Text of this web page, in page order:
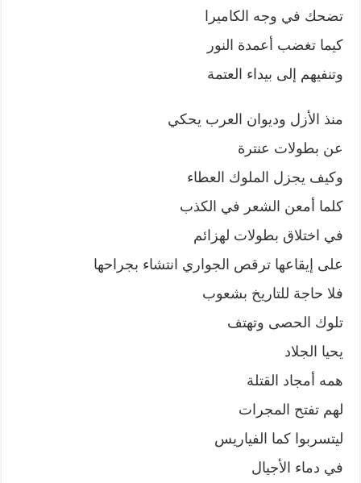
تضحك في وجه الكاميرا
كيما تغضب أعمدة النور
وتنفيهم إلى بيداء العتمة
منذ الأزل وديوان العرب يحكي
عن بطولات عنترة
وكيف يجزل الملوك العطاء
كلما أمعن الشعر في الكذب
في اختلاق بطولات لهزائم
على إيقاعها ترقص الجواري انتشاء بجراحها
فلا حاجة للتاريخ بشعوب
تلوك الحصى وتهتف
يحيا الجلاد
همه أمجاد القتلة
لهم تفتح المجرات
ليتسربوا كما الفياريس
في دماء الأجيال